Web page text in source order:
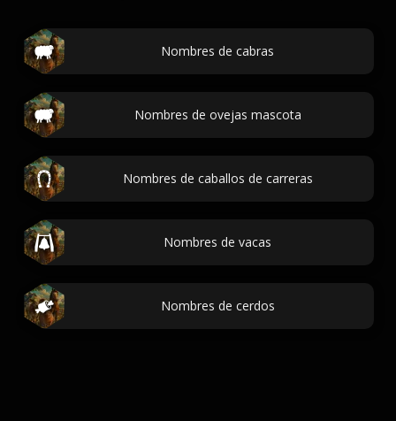
Nombres de cabras
Nombres de ovejas mascota
Nombres de caballos de carreras
Nombres de vacas
Nombres de cerdos